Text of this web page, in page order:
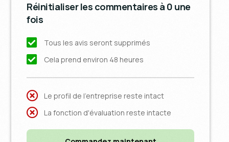
Réinitialiser les commentaires à 0 une
fois
Tous les avis seront supprimés
Cela prend environ 48 heures
Le profil de l'entreprise reste intact
La fonction d'évaluation reste intacte